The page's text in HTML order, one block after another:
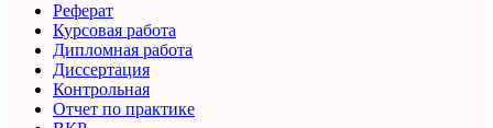
Реферат
Курсовая работа
Дипломная работа
Диссертация
Контрольная
Отчет по практике